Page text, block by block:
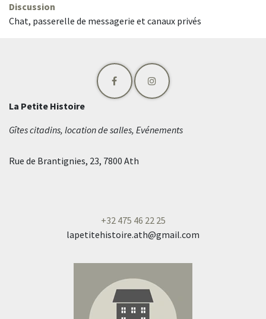
Discussion
Chat, passerelle de messagerie et canaux privés
La Petite Histoire
Gîtes citadins, location de salles, Evénements
Rue de Brantignies, 23, 7800 Ath
+32 475 46 22 25
lapetitehistoire.ath@gmail.com